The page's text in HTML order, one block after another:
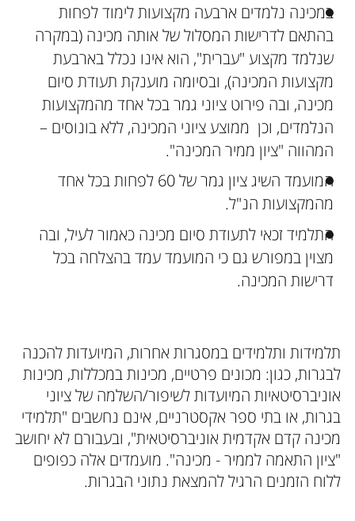
במכינה נלמדים ארבעה מקצועות לימוד לפחות
בהתאם לדרישות המסלול של אותה מכינה (במקרה
שנלמד מקצוע "עברית", הוא אינו נכלל בארבעת
מקצועות המכינה), ובסיומה מוענקת תעודת סיום
מכינה, ובה פירוט ציוני גמר בכל אחד מהמקצועות
הנלמדים, וכן ממוצע ציוני המכינה, ללא בונוסים –
המהווה "ציון ממיר המכינה".
המועמד השיג ציון גמר של 60 לפחות בכל אחד
מהמקצועות הנ"ל.
התלמיד זכאי לתעודת סיום מכינה כאמור לעיל, ובה
מצוין במפורש גם כי המועמד עמד בהצלחה בכל
דרישות המכינה.
תלמידות ותלמידים במסגרות אחרות, המיועדות להכנה
לבגרות, כגון: מכונים פרטיים, מכינות במכללות, מכינות
אוניברסיטאיות המיועדות לשיפור/השלמה של ציוני
בגרות, או בתי ספר אקסטרניים, אינם נחשבים "תלמידי
מכינה קדם אקדמית אוניברסיטאית", ובעבורם לא יחושב
"ציון התאמה לממיר - מכינה". מועמדים אלה כפופים
ללוח הזמנים הרגיל להמצאת נתוני הבגרות.